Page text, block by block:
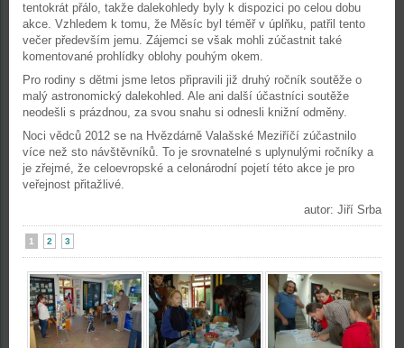
tentokrát přálo, takže dalekohledy byly k dispozici po celou dobu
akce. Vzhledem k tomu, že Měsíc byl téměř v úplňku, patřil tento
večer především jemu. Zájemci se však mohli zúčastnit také
komentované prohlídky oblohy pouhým okem.
Pro rodiny s dětmi jsme letos připravili již druhý ročník soutěže o
malý astronomický dalekohled. Ale ani další účastníci soutěže
neodešli s prázdnou, za svou snahu si odnesli knižní odměny.
Noci vědců 2012 se na Hvězdárně Valašské Meziříčí zúčastnilo
více než sto návštěvníků. To je srovnatelné s uplynulými ročníky a
je zřejmé, že celoevropské a celonárodní pojetí této akce je pro
veřejnost přitažlivé.
autor: Jiří Srba
1 2 3